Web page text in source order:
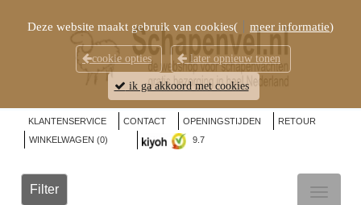
KLANTENSERVICE CONTACT OPENINGSTIJDEN
RETOUR
WINKELWAGEN (0) 9.7
Filter
Deze website maakt gebruik van cookies( meer informatie)
cookie opties later opnieuw tonen
ik ga akkoord met cookies